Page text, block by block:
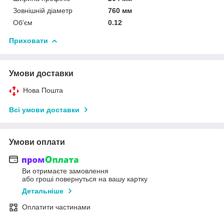
Зовнішній діаметр
760 мм
Об'єм
0.12
Приховати
Умови доставки
Нова Пошта
Всі умови доставки
Умови оплати
Ви отримаєте замовлення
або гроші повернуться на вашу картку
Детальніше
Оплатити частинами